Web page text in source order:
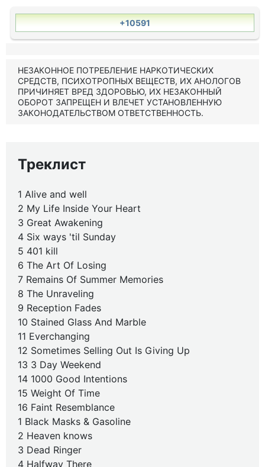
+10591
НЕЗАКОННОЕ ПОТРЕБЛЕНИЕ НАРКОТИЧЕСКИХ
СРЕДСТВ, ПСИХОТРОПНЫХ ВЕЩЕСТВ, ИХ АНОЛОГОВ
ПРИЧИНЯЕТ ВРЕД ЗДОРОВЬЮ, ИХ НЕЗАКОННЫЙ
ОБОРОТ ЗАПРЕЩЕН И ВЛЕЧЕТ УСТАНОВЛЕННУЮ
ЗАКОНОДАТЕЛЬСТВОМ ОТВЕТСТВЕННОСТЬ.
Треклист
1 Alive and well
2 My Life Inside Your Heart
3 Great Awakening
4 Six ways 'til Sunday
5 401 kill
6 The Art Of Losing
7 Remains Of Summer Memories
8 The Unraveling
9 Reception Fades
10 Stained Glass And Marble
11 Everchanging
12 Sometimes Selling Out Is Giving Up
13 3 Day Weekend
14 1000 Good Intentions
15 Weight Of Time
16 Faint Resemblance
1 Black Masks & Gasoline
2 Heaven knows
3 Dead Ringer
4 Halfway There